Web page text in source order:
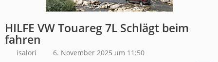
HILFE VW Touareg 7L Schlägt beim
fahren
isalori 6. November 2025 um 11:50